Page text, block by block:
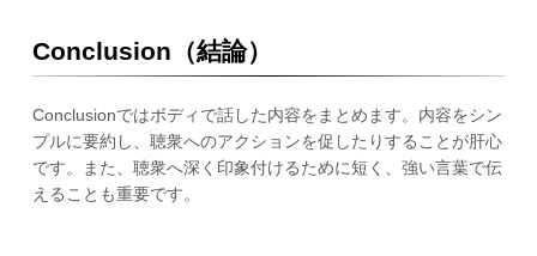
Conclusion（結論）
Conclusionではボディで話した内容をまとめます。内容をシン
プルに要約し、聴衆へのアクションを促したりすることが肝心
です。また、聴衆へ深く印象付けるために短く、強い言葉で伝
えることも重要です。